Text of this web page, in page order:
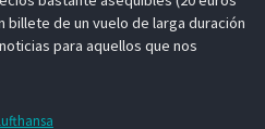
billete de un vuelo de larga duración
para aquellos que nos